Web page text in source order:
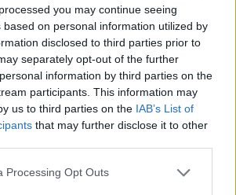
you may continue seeing
based on personal information utilized by
disclosed to third parties prior to
separately opt-out of the further
information by third parties on the
participants. This information may
us to third parties on the IAB’s List of
that may further disclose it to other
Processing Opt Outs